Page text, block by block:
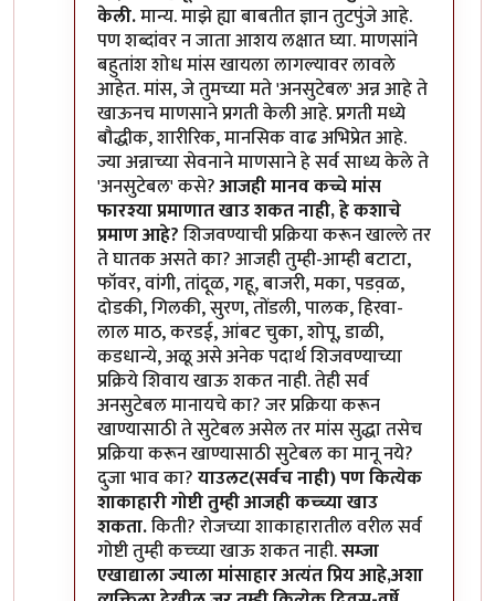
केली.मान्य. माझे ह्या बाबतीत ज्ञान तुटपुंजे आहे.
पण शब्दांवर न जाता आशय लक्षात घ्या. माणसांने
बहुतांश शोध मांस खायला लागल्यावर लावले
आहेत. मांस, जे तुमच्या मते 'अनसुटेबल' अन्न आहे ते
खाऊनच माणसाने प्रगती केली आहे. प्रगती मध्ये
बौद्धीक, शारीरिक, मानसिक वाढ अभिप्रेत आहे.
ज्या अन्नाच्या सेवनाने माणसाने हे सर्व साध्य केले ते
'अनसुटेबल' कसे?आजही मानव कच्चे मांस
फारश्या प्रमाणात खाउ शकत नाही, हे कशाचे
प्रमाण आहे?शिजवण्याची प्रक्रिया करून खाल्ले तर
ते घातक असते का? आजही तुम्ही-आम्ही बटाटा,
फॉवर, वांगी, तांदूळ, गहू, बाजरी, मका, पडव़ळ,
दोडकी, गिलकी, सुरण, तोंडली, पालक, हिरवा-
लाल माठ, करडई, आंबट चुका, शोपू, डाळी,
कडधान्ये, अळू असे अनेक पदार्थ शिजवण्याच्या
प्रक्रिये शिवाय खाऊ शकत नाही. तेही सर्व
अनसुटेबल मानायचे का? जर प्रक्रिया करून
खाण्यासाठी ते सुटेबल असेल तर मांस सुद्धा तसेच
प्रक्रिया करून खाण्यासाठी सुटेबल का मानू नये?
दुजा भाव का?याउलट(सर्वच नाही) पण कित्येक
शाकाहारी गोष्टी तुम्ही आजही कच्च्या खाउ
शकता.किती? रोजच्या शाकाहारातील वरील सर्व
गोष्टी तुम्ही कच्च्या खाऊ शकत नाही.सम्जा
एखाद्याला ज्याला मांसाहार अत्यंत प्रिय आहे,अशा